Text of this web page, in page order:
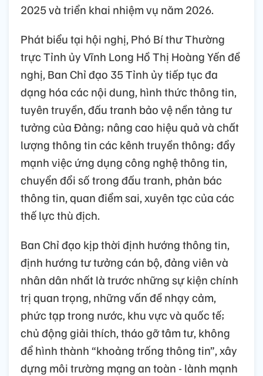
2025 và triển khai nhiệm vụ năm 2026.
Phát biểu tại hội nghị, Phó Bí thư Thường
trực Tỉnh ủy Vĩnh Long Hồ Thị Hoàng Yến đề
nghị, Ban Chỉ đạo 35 Tỉnh ủy tiếp tục đa
dạng hóa các nội dung, hình thức thông tin,
tuyên truyền, đấu tranh bảo vệ nền tảng tư
tưởng của Đảng; nâng cao hiệu quả và chất
lượng thông tin các kênh truyền thông; đẩy
mạnh việc ứng dụng công nghệ thông tin,
chuyển đổi số trong đấu tranh, phản bác
thông tin, quan điểm sai, xuyên tạc của các
thế lực thù địch.
Ban Chỉ đạo kịp thời định hướng thông tin,
định hướng tư tưởng cán bộ, đảng viên và
nhân dân nhất là trước những sự kiện chính
trị quan trọng, những vấn đề nhạy cảm,
phức tạp trong nước, khu vực và quốc tế;
chủ động giải thích, tháo gỡ tâm tư, không
để hình thành “khoảng trống thông tin”, xây
dựng môi trường mạng an toàn - lành mạnh